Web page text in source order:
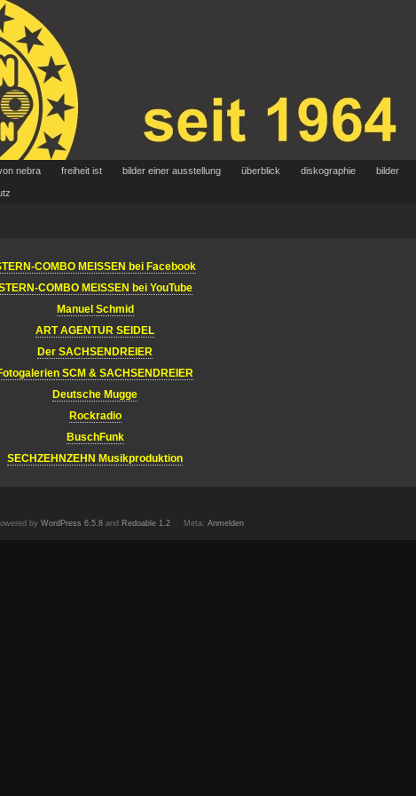
nebra freiheit ist bilder einer ausstellung überblick diskographie bilder
COMBO MEISSEN bei Facebook
COMBO MEISSEN bei YouTube
Manuel Schmid
ART AGENTUR SEIDEL
Der SACHSENDREIER
SCM & SACHSENDREIER
Deutsche Mugge
Rockradio
BuschFunk
SECHZEHNZEHN Musikproduktion
by WordPress 6.5.8 and Redoable 1.2 Meta: Anmelden